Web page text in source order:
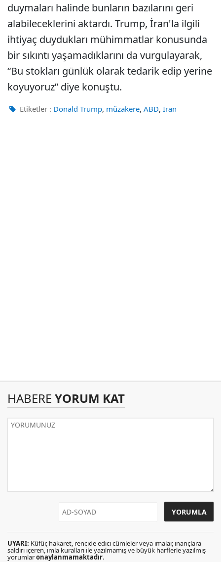
duymaları halinde bunların bazılarını geri
alabileceklerini aktardı. Trump, İran'la ilgili
ihtiyaç duydukları mühimmatlar konusunda
bir sıkıntı yaşamadıklarını da vurgulayarak,
“Bu stokları günlük olarak tedarik edip yerine
koyuyoruz” diye konuştu.
Etiketler : Donald Trump, müzakere, ABD, İran
HABERE YORUM KAT
UYARI: Küfür, hakaret, rencide edici cümleler veya imalar, inançlara
saldırı içeren, imla kuralları ile yazılmamış ve büyük harflerle yazılmış
yorumlaronaylanmamaktadır.